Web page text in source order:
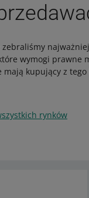
wymogi prawne
mają kupujący z
rynków